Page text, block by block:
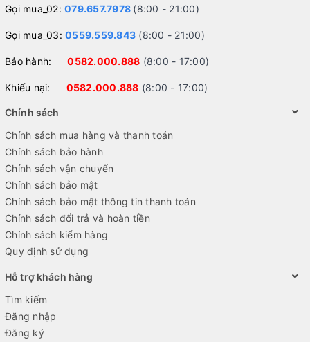
Gọi mua_02: 079.657.7978 (8:00 - 21:00)
Gọi mua_03: 0559.559.843 (8:00 - 21:00)
Bảo hành:0582.000.888 (8:00 - 17:00)
Khiếu nại: 0582.000.888 (8:00 - 17:00)
Chính sách
Chính sách mua hàng và thanh toán
Chính sách bảo hành
Chính sách vận chuyển
Chính sách bảo mật
Chính sách bảo mật thông tin thanh toán
Chính sách đổi trả và hoàn tiền
Chính sách kiểm hàng
Quy định sử dụng
Hỗ trợ khách hàng
Tìm kiếm
Đăng nhập
Đăng ký